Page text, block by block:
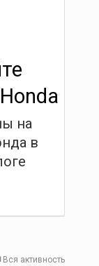
на
в
Вся активность